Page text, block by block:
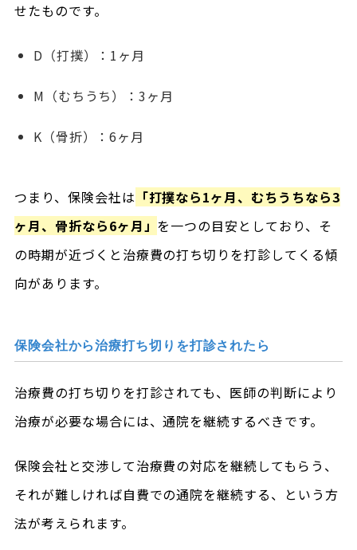
せたものです。
D（打撲）：1ヶ月
M（むちうち）：3ヶ月
K（骨折）：6ヶ月
つまり、保険会社は 「打撲なら1ヶ月、むちうちなら3
ヶ月、骨折なら6ヶ月」 を一つの目安としており、そ
の時期が近づくと治療費の打ち切りを打診してくる傾
向があります。
保険会社から治療打ち切りを打診されたら
治療費の打ち切りを打診されても、医師の判断により
治療が必要な場合には、通院を継続するべきです。
保険会社と交渉して治療費の対応を継続してもらう、
それが難しければ自費での通院を継続する、という方
法が考えられます。